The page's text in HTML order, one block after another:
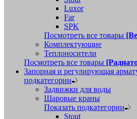
Luxor
Far
SPK
Посмотреть все товары
Комплектующие
Теплоносители
Посмотреть все товары
Запорная и регулирующая
подкатегории
Задвижки для воды
Шаровые краны
Показать подкатегории
Stout